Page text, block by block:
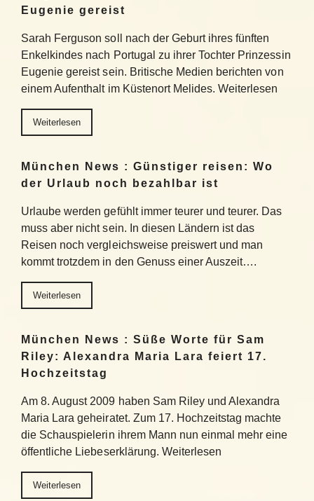
Eugenie gereist
Sarah Ferguson soll nach der Geburt ihres fünften
Enkelkindes nach Portugal zu ihrer Tochter Prinzessin
Eugenie gereist sein. Britische Medien berichten von
einem Aufenthalt im Küstenort Melides. Weiterlesen
Weiterlesen
München News : Günstiger reisen: Wo
der Urlaub noch bezahlbar ist
Urlaube werden gefühlt immer teurer und teurer. Das
muss aber nicht sein. In diesen Ländern ist das
Reisen noch vergleichsweise preiswert und man
kommt trotzdem in den Genuss einer Auszeit….
Weiterlesen
München News : Süße Worte für Sam
Riley: Alexandra Maria Lara feiert 17.
Hochzeitstag
Am 8. August 2009 haben Sam Riley und Alexandra
Maria Lara geheiratet. Zum 17. Hochzeitstag machte
die Schauspielerin ihrem Mann nun einmal mehr eine
öffentliche Liebeserklärung. Weiterlesen
Weiterlesen